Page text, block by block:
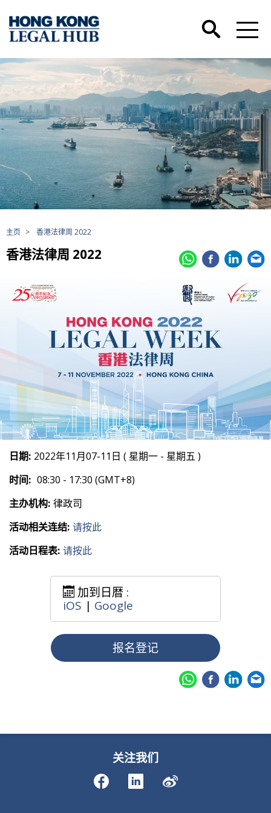
主页 > 香港法律周 2022
香港法律周 2022
日期: 2022年11月07-11日 ( 星期一 - 星期五 )
时间: 08:30 - 17:30 (GMT+8)
主办机构: 律政司
活动相关连结: 请按此
活动日程表: 请按此
加到日暦 :
iOS | Google
报名登记
关注我们